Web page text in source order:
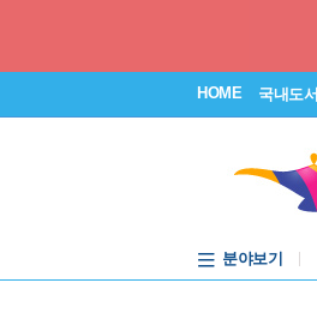
HOME 국내도서
분야보기